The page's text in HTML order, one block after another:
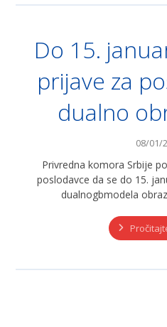
Do 15.
prijave za
dualno
08/01/
Privredna komora Srbije
poslodavce da se do 15.
dualnogbmodela